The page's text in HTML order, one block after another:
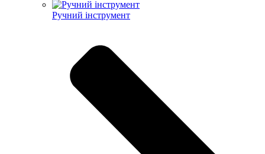
Ручний інструмент